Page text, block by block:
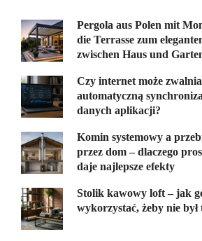
Pergola aus Polen mit
die Terrasse zum
zwischen Haus und
Czy internet może
automatyczną
danych aplikacji?
Komin systemowy a
przez dom – dlaczego
daje najlepsze efekty
Stolik kawowy loft – jak
wykorzystać, żeby nie